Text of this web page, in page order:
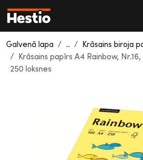
Galvenā lapa ..
Krāsains biroja
Krāsains papīrs A4 Rainbow,
250 loksnes